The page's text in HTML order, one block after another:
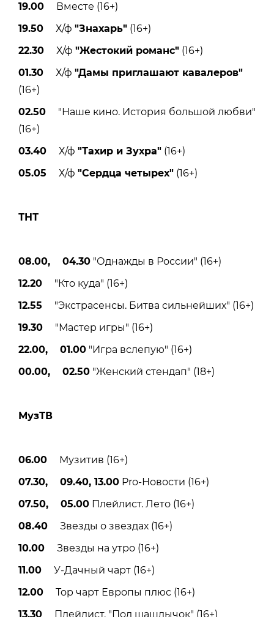
19.00 Вместе (16+)
19.50 Х/ф "Знахарь" (16+)
22.30 Х/ф "Жестокий романс" (16+)
01.30 Х/ф "Дамы приглашают кавалеров"
(16+)
02.50 "Наше кино. История большой любви"
(16+)
03.40 Х/ф "Тахир и Зухра" (16+)
05.05 Х/ф "Сердца четырех" (16+)
ТНТ
08.00, 04.30 "Однажды в России" (16+)
12.20 "Кто куда" (16+)
12.55 "Экстрасенсы. Битва сильнейших" (16+)
19.30 "Мастер игры" (16+)
22.00, 01.00 "Игра вслепую" (16+)
00.00, 02.50 "Женский стендап" (18+)
МузТВ
06.00 Музитив (16+)
07.30, 09.40, 13.00 Pro-Новости (16+)
07.50, 05.00 Плейлист. Лето (16+)
08.40 Звезды о звездах (16+)
10.00 Звезды на утро (16+)
11.00 У-Дачный чарт (16+)
12.00 Top чарт Европы плюс (16+)
13.30 Плейлист. "Под шашлычок" (16+)